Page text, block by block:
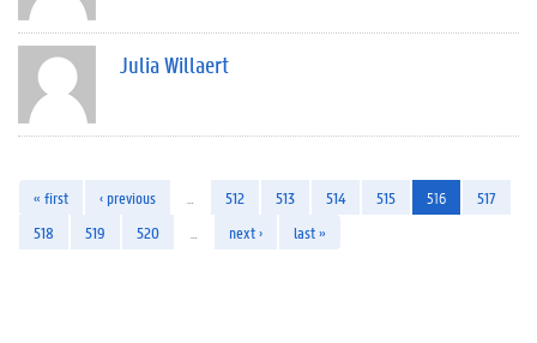
Julia Willaert
« first ‹ previous 512 513 514 515 516
517
518
519 520 next › last »